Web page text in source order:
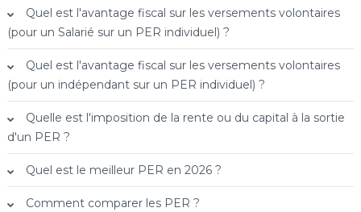
Quel est l'avantage fiscal sur les versements volontaires
(pour un Salarié sur un PER individuel) ?
Quel est l'avantage fiscal sur les versements volontaires
(pour un indépendant sur un PER individuel) ?
Quelle est l'imposition de la rente ou du capital à la sortie
d'un PER ?
Quel est le meilleur PER en 2026 ?
Comment comparer les PER ?